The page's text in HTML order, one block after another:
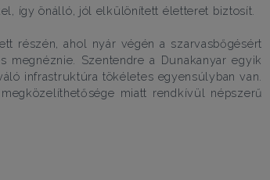
így önálló, jól elkülönített életteret biztosít.
részén, ahol nyár végén a szarvasbőgésért
Szentendre a Dunakanyar egyik
infrastruktúra tökéletes egyensúlyban van.
miatt rendkívül népszerű